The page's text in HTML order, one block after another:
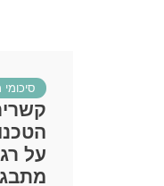
על